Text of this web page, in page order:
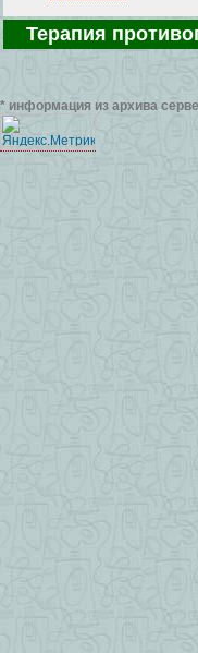
Терапия
* информация из архива